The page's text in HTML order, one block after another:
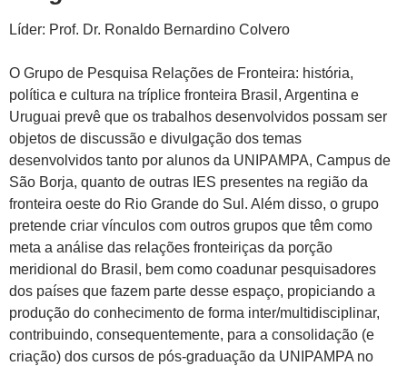
Líder: Prof. Dr. Ronaldo Bernardino Colvero
O Grupo de Pesquisa Relações de Fronteira: história,
política e cultura na tríplice fronteira Brasil, Argentina e
Uruguai prevê que os trabalhos desenvolvidos possam ser
objetos de discussão e divulgação dos temas
desenvolvidos tanto por alunos da UNIPAMPA, Campus de
São Borja, quanto de outras IES presentes na região da
fronteira oeste do Rio Grande do Sul. Além disso, o grupo
pretende criar vínculos com outros grupos que têm como
meta a análise das relações fronteiriças da porção
meridional do Brasil, bem como coadunar pesquisadores
dos países que fazem parte desse espaço, propiciando a
produção do conhecimento de forma inter/multidisciplinar,
contribuindo, consequentemente, para a consolidação (e
criação) dos cursos de pós-graduação da UNIPAMPA no